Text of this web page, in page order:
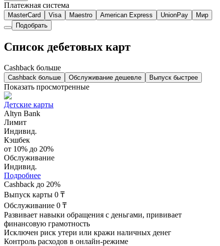
Платежная система
MasterCard Visa Maestro American Express UnionPay
Мир
Подобрать
Список дебетовых карт
Cashback больше
Cashback больше Обслуживание дешевле Выпуск быстрее
Показать просмотренные
Детские карты
Altyn Bank
Лимит
Индивид.
Кэшбек
от 10% до 20%
Обслуживание
Индивид.
Подробнее
Cashback до 20%
Выпуск карты 0 ₸
Обслуживание 0 ₸
Развивает навыки обращения с деньгами, прививает
финансовую грамотность
Исключен риск утери или кражи наличных денег
Контроль расходов в онлайн-режиме